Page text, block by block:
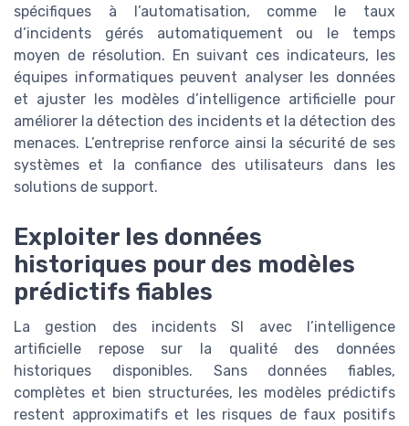
spécifiques à l’automatisation, comme le taux
d’incidents gérés automatiquement ou le temps
moyen de résolution. En suivant ces indicateurs, les
équipes informatiques peuvent analyser les données
et ajuster les modèles d’intelligence artificielle pour
améliorer la détection des incidents et la détection des
menaces. L’entreprise renforce ainsi la sécurité de ses
systèmes et la confiance des utilisateurs dans les
solutions de support.
Exploiter les données
historiques pour des modèles
prédictifs fiables
La gestion des incidents SI avec l’intelligence
artificielle repose sur la qualité des données
historiques disponibles. Sans données fiables,
complètes et bien structurées, les modèles prédictifs
restent approximatifs et les risques de faux positifs